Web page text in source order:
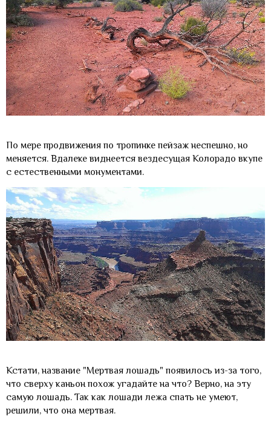
По мере продвижения по тропинке пейзаж неспешно, но
меняется. Вдалеке виднеется вездесущая Колорадо вкупе
с естественными монументами.
Кстати, название "Мертвая лошадь" появилось из-за того,
что сверху каньон похож угадайте на что? Верно, на эту
самую лошадь. Так как лошади лежа спать не умеют,
решили, что она мертвая.